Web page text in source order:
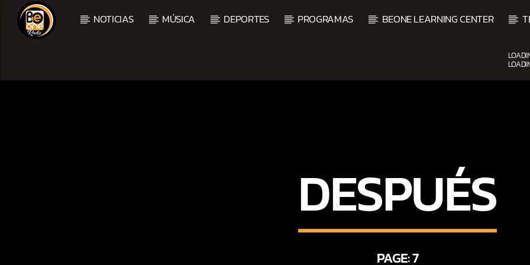
NOTICIAS MÚSICA DEPORTES PROGRAMAS BEONE LEARNING CENTER
DESPUÉS
PAGE: 7